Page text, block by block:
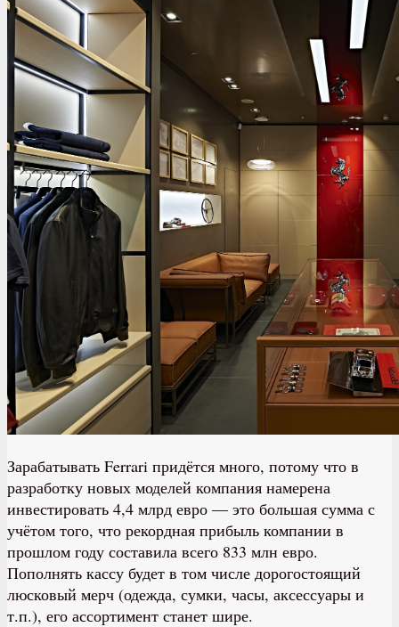
Зарабатывать Ferrari придётся много, потому что в
разработку новых моделей компания намерена
инвестировать 4,4 млрд евро — это большая сумма с
учётом того, что рекордная прибыль компании в
прошлом году составила всего 833 млн евро.
Пополнять кассу будет в том числе дорогостоящий
люсковый мерч (одежда, сумки, часы, аксессуары и
т.п.), его ассортимент станет шире.